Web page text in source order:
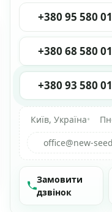
+380 95 580
+380 68 580
+380 93 580
Київ, Україна•
office@new-
Замовити
дзвінок